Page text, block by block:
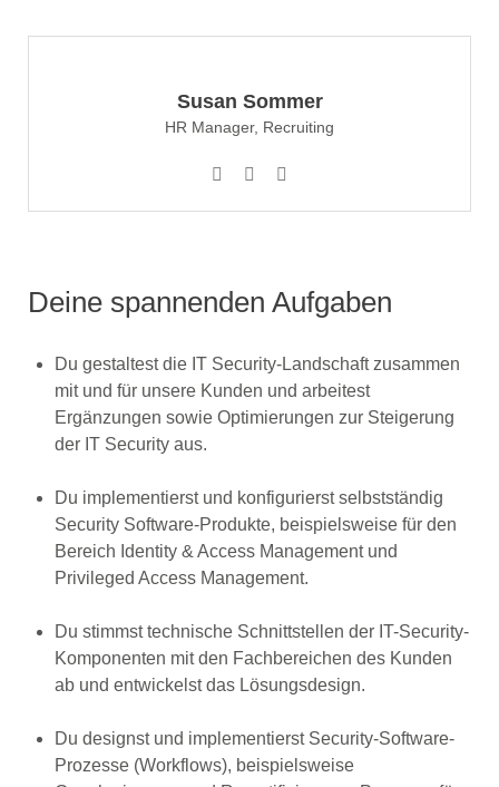
Susan Sommer
HR Manager, Recruiting
Deine spannenden Aufgaben
Du gestaltest die IT Security-Landschaft zusammen
mit und für unsere Kunden und arbeitest
Ergänzungen sowie Optimierungen zur Steigerung
der IT Security aus.
Du implementierst und konfigurierst selbstständig
Security Software-Produkte, beispielsweise für den
Bereich Identity & Access Management und
Privileged Access Management.
Du stimmst technische Schnittstellen der IT-Security-
Komponenten mit den Fachbereichen des Kunden
ab und entwickelst das Lösungsdesign.
Du designst und implementierst Security-Software-
Prozesse (Workflows), beispielsweise